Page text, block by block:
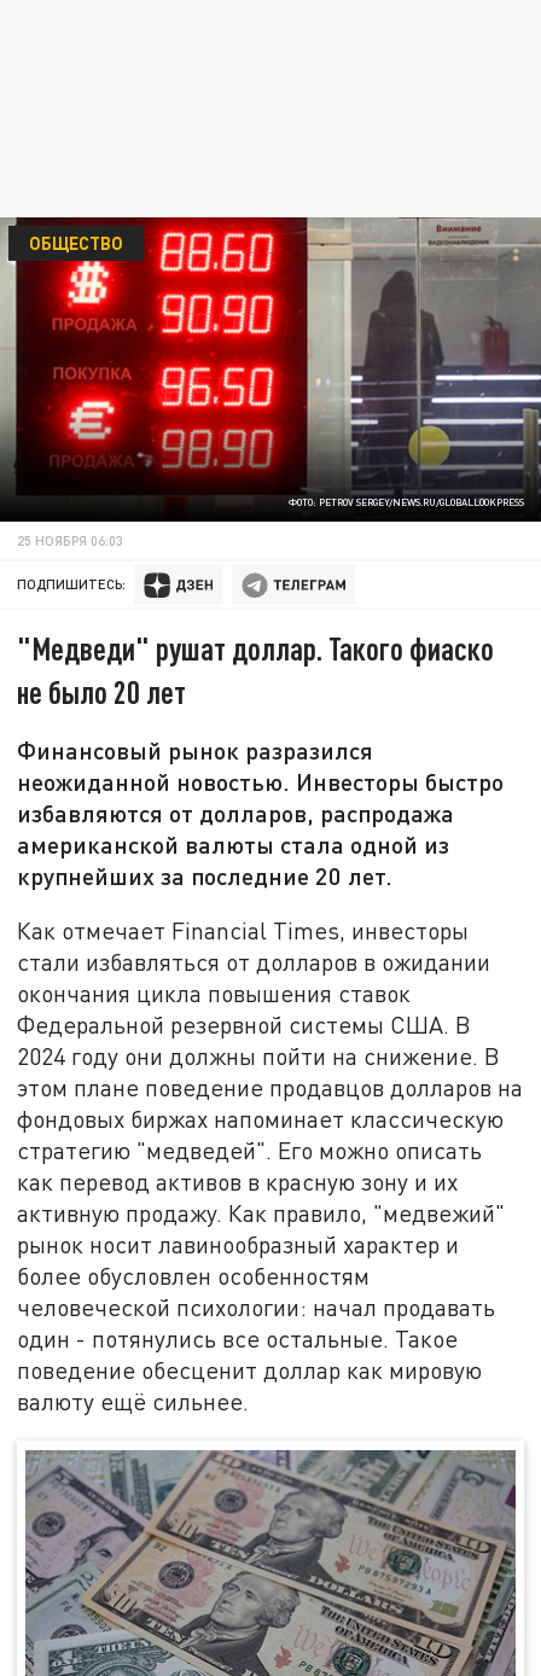
ФОТО: PETROV SERGEY/NEWS.RU/GLOBALLOOKPRESS
ОБЩЕСТВО
25 НОЯБРЯ 06:03
ПОДПИШИТЕСЬ:
"Медведи" рушат доллар. Такого фиаско
не было 20 лет
Финансовый рынок разразился
неожиданной новостью. Инвесторы быстро
избавляются от долларов, распродажа
американской валюты стала одной из
крупнейших за последние 20 лет.
Как отмечает Financial Times, инвесторы
стали избавляться от долларов в ожидании
окончания цикла повышения ставок
Федеральной резервной системы США. В
2024 году они должны пойти на снижение. В
этом плане поведение продавцов долларов на
фондовых биржах напоминает классическую
стратегию "медведей". Его можно описать
как перевод активов в красную зону и их
активную продажу. Как правило, "медвежий"
рынок носит лавинообразный характер и
более обусловлен особенностям
человеческой психологии: начал продавать
один - потянулись все остальные. Такое
поведение обесценит доллар как мировую
валюту ещё сильнее.